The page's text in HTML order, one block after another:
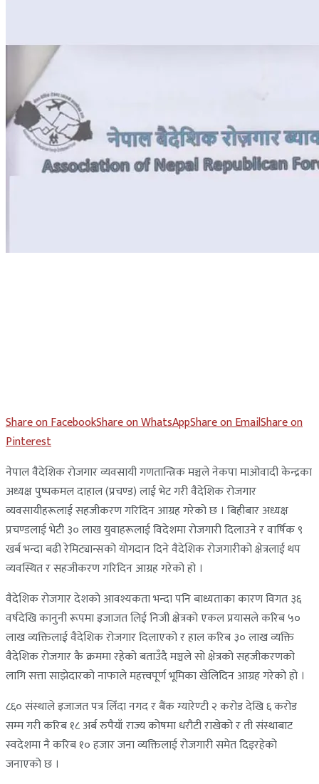
Share on FacebookShare on WhatsAppShare on EmailShare on
Pinterest
नेपाल वैदेशिक रोजगार व्यवसायी गणतान्त्रिक मञ्चले नेकपा माओवादी केन्द्रका
अध्यक्ष पुष्पकमल दाहाल (प्रचण्ड) लाई भेट गरी वैदेशिक रोजगार
व्यवसायीहरूलाई सहजीकरण गरिदिन आग्रह गरेको छ । बिहीबार अध्यक्ष
प्रचण्डलाई भेटी ३० लाख युवाहरूलाई विदेशमा रोजगारी दिलाउने र वार्षिक ९
खर्ब भन्दा बढी रेमिट्यान्सको योगदान दिने वैदेशिक रोजगारीको क्षेत्रलाई थप
व्यवस्थित र सहजीकरण गरिदिन आग्रह गरेको हो ।
वैदेशिक रोजगार देशको आवश्यकता भन्दा पनि बाध्यताका कारण विगत ३६
वर्षदेखि कानुनी रूपमा इजाजत लिई निजी क्षेत्रको एकल प्रयासले करिब ५०
लाख व्यक्तिलाई वैदेशिक रोजगार दिलाएको र हाल करिब ३० लाख व्यक्ति
वैदेशिक रोजगार कै क्रममा रहेको बताउँदै मञ्चले सो क्षेत्रको सहजीकरणको
लागि सत्ता साझेदारको नाफाले महत्त्वपूर्ण भूमिका खेलिदिन आग्रह गरेको हो ।
८६० संस्थाले इजाजत पत्र लिँदा नगद र बैंक ग्यारेण्टी २ करोड देखि ६ करोड
सम्म गरी करिब १८ अर्ब रुपैयाँ राज्य कोषमा धरौटी राखेको र ती संस्थाबाट
स्वदेशमा नै करिब १० हजार जना व्यक्तिलाई रोजगारी समेत दिइरहेको
जनाएको छ ।